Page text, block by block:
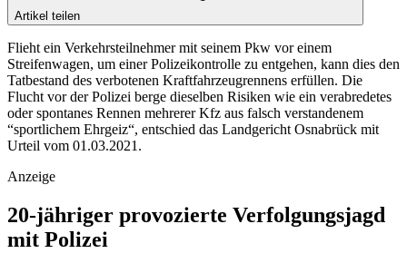
Artikel teilen
Flieht ein Verkehrsteilnehmer mit seinem Pkw vor einem
Streifenwagen, um einer Polizeikontrolle zu entgehen, kann dies den
Tatbestand des verbotenen Kraftfahrzeugrennens erfüllen. Die
Flucht vor der Polizei berge dieselben Risiken wie ein verabredetes
oder spontanes Rennen mehrerer Kfz aus falsch verstandenem
“sportlichem Ehrgeiz“, entschied das Landgericht Osnabrück mit
Urteil vom 01.03.2021.
Anzeige
20-jähriger provozierte Verfolgungsjagd
mit Polizei